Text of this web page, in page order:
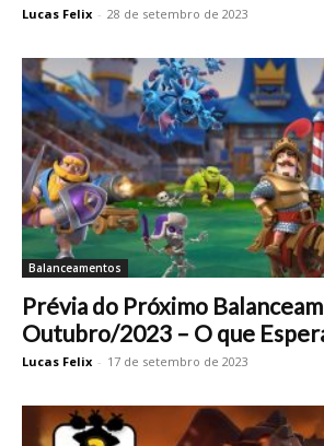
Lucas Felix - 28 de setembro de 2023
Balanceamentos
Prévia do Próximo
Outubro/2023 – O que
Lucas Felix - 17 de setembro de 2023